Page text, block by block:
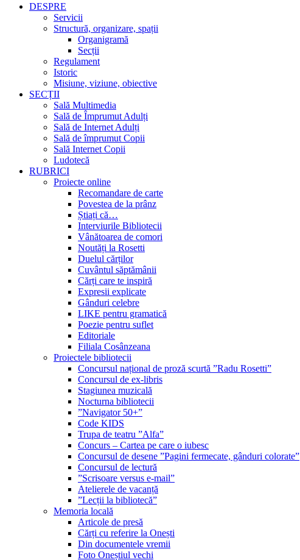
DESPRE
Servicii
Structură, organizare, spații
Organigramă
Secții
Regulament
Istoric
Misiune, viziune, obiective
SECȚII
Sală Multimedia
Sală de Împrumut Adulți
Sală de Internet Adulți
Sală de împrumut Copii
Sală Internet Copii
Ludotecă
RUBRICI
Proiecte online
Recomandare de carte
Povestea de la prânz
Știați că…
Interviurile Bibliotecii
Vânătoarea de comori
Noutăți la Rosetti
Duelul cărților
Cuvântul săptămânii
Cărți care te inspiră
Expresii explicate
Gânduri celebre
LIKE pentru gramatică
Poezie pentru suflet
Editoriale
Filiala Cosânzeana
Proiectele bibliotecii
Concursul național de proză scurtă ”Radu Rosetti”
Concursul de ex-libris
Stagiunea muzicală
Nocturna bibliotecii
”Navigator 50+”
Code KIDS
Trupa de teatru ”Alfa”
Concurs – Cartea pe care o iubesc
Concursul de desene ”Pagini fermecate, gânduri colorate”
Concursul de lectură
”Scrisoare versus e-mail”
Atelierele de vacanță
”Lecții la bibliotecă”
Memoria locală
Articole de presă
Cărți cu referire la Onești
Din documentele vremii
Foto Oneștiul vechi